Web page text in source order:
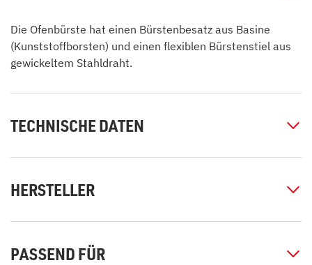
Die Ofenbürste hat einen Bürstenbesatz aus Basine
(Kunststoffborsten) und einen flexiblen Bürstenstiel aus
gewickeltem Stahldraht.
TECHNISCHE DATEN
HERSTELLER
PASSEND FÜR